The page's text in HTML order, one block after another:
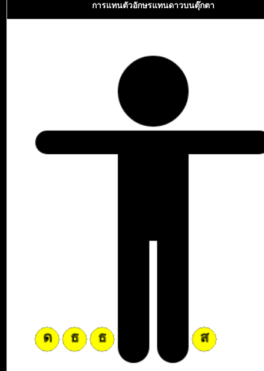
การแทนตัวอักษรแทนดาวบนตุ๊กตา